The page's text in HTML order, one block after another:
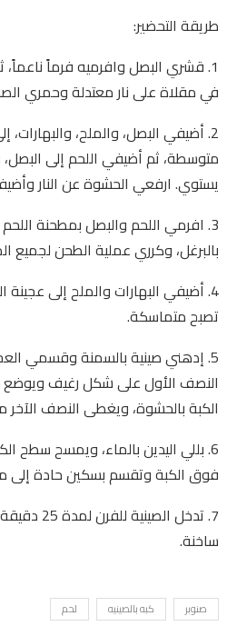
طريقة التحضير:
1. قشري البصل وافرميه فرماً
في مقلاة على نار معتدلة وحمري
2. أضيفي البصل، والملح، والبهارات،
متوسطة، ثم أضيفي اللحم إلى
يستوي. ارفعي الحشوة عن النار
3. افرمي اللحم والبصل بمطحنة
بالبرغل، وكرري عملية الطحن لجميع
4. أضيفي البهارات والملح إلى
تصبح متماسكة.
5. إدهني صينية بالسمنة وقسمي
النصف الأول على شكل رغيف ويوضع
الكبة بالحشوة، ويغطى النصف
6. بللي اليدين بالماء، ويمسح سطح
فوق الكبة وتقسم بسكين حادة إلى
7. تدخل
ساخنة.
صنوبر كبه بالصينيه لحم